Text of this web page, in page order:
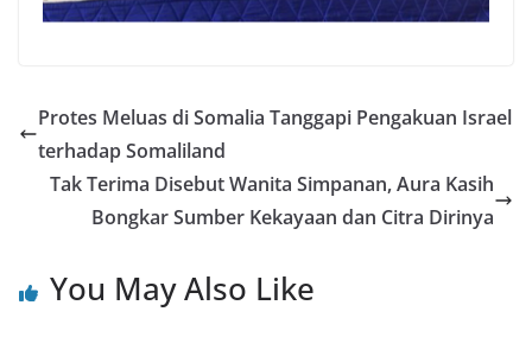
Protes Meluas di Somalia Tanggapi Pengakuan Israel
terhadap Somaliland
Tak Terima Disebut Wanita Simpanan, Aura Kasih
Bongkar Sumber Kekayaan dan Citra Dirinya
You May Also Like